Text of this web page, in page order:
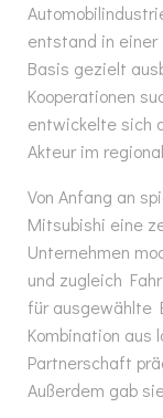
entstand in
Basis gezielt
Kooperationen
entwickelte sich
Akteur im
Von Anfang an
Mitsubishi eine
Unternehmen
und zugleich
für ausgewählte
Kombination aus
Partnerschaft
Außerdem gab